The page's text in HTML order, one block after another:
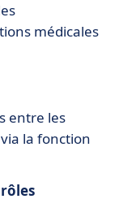
médicales
entre les
la fonction